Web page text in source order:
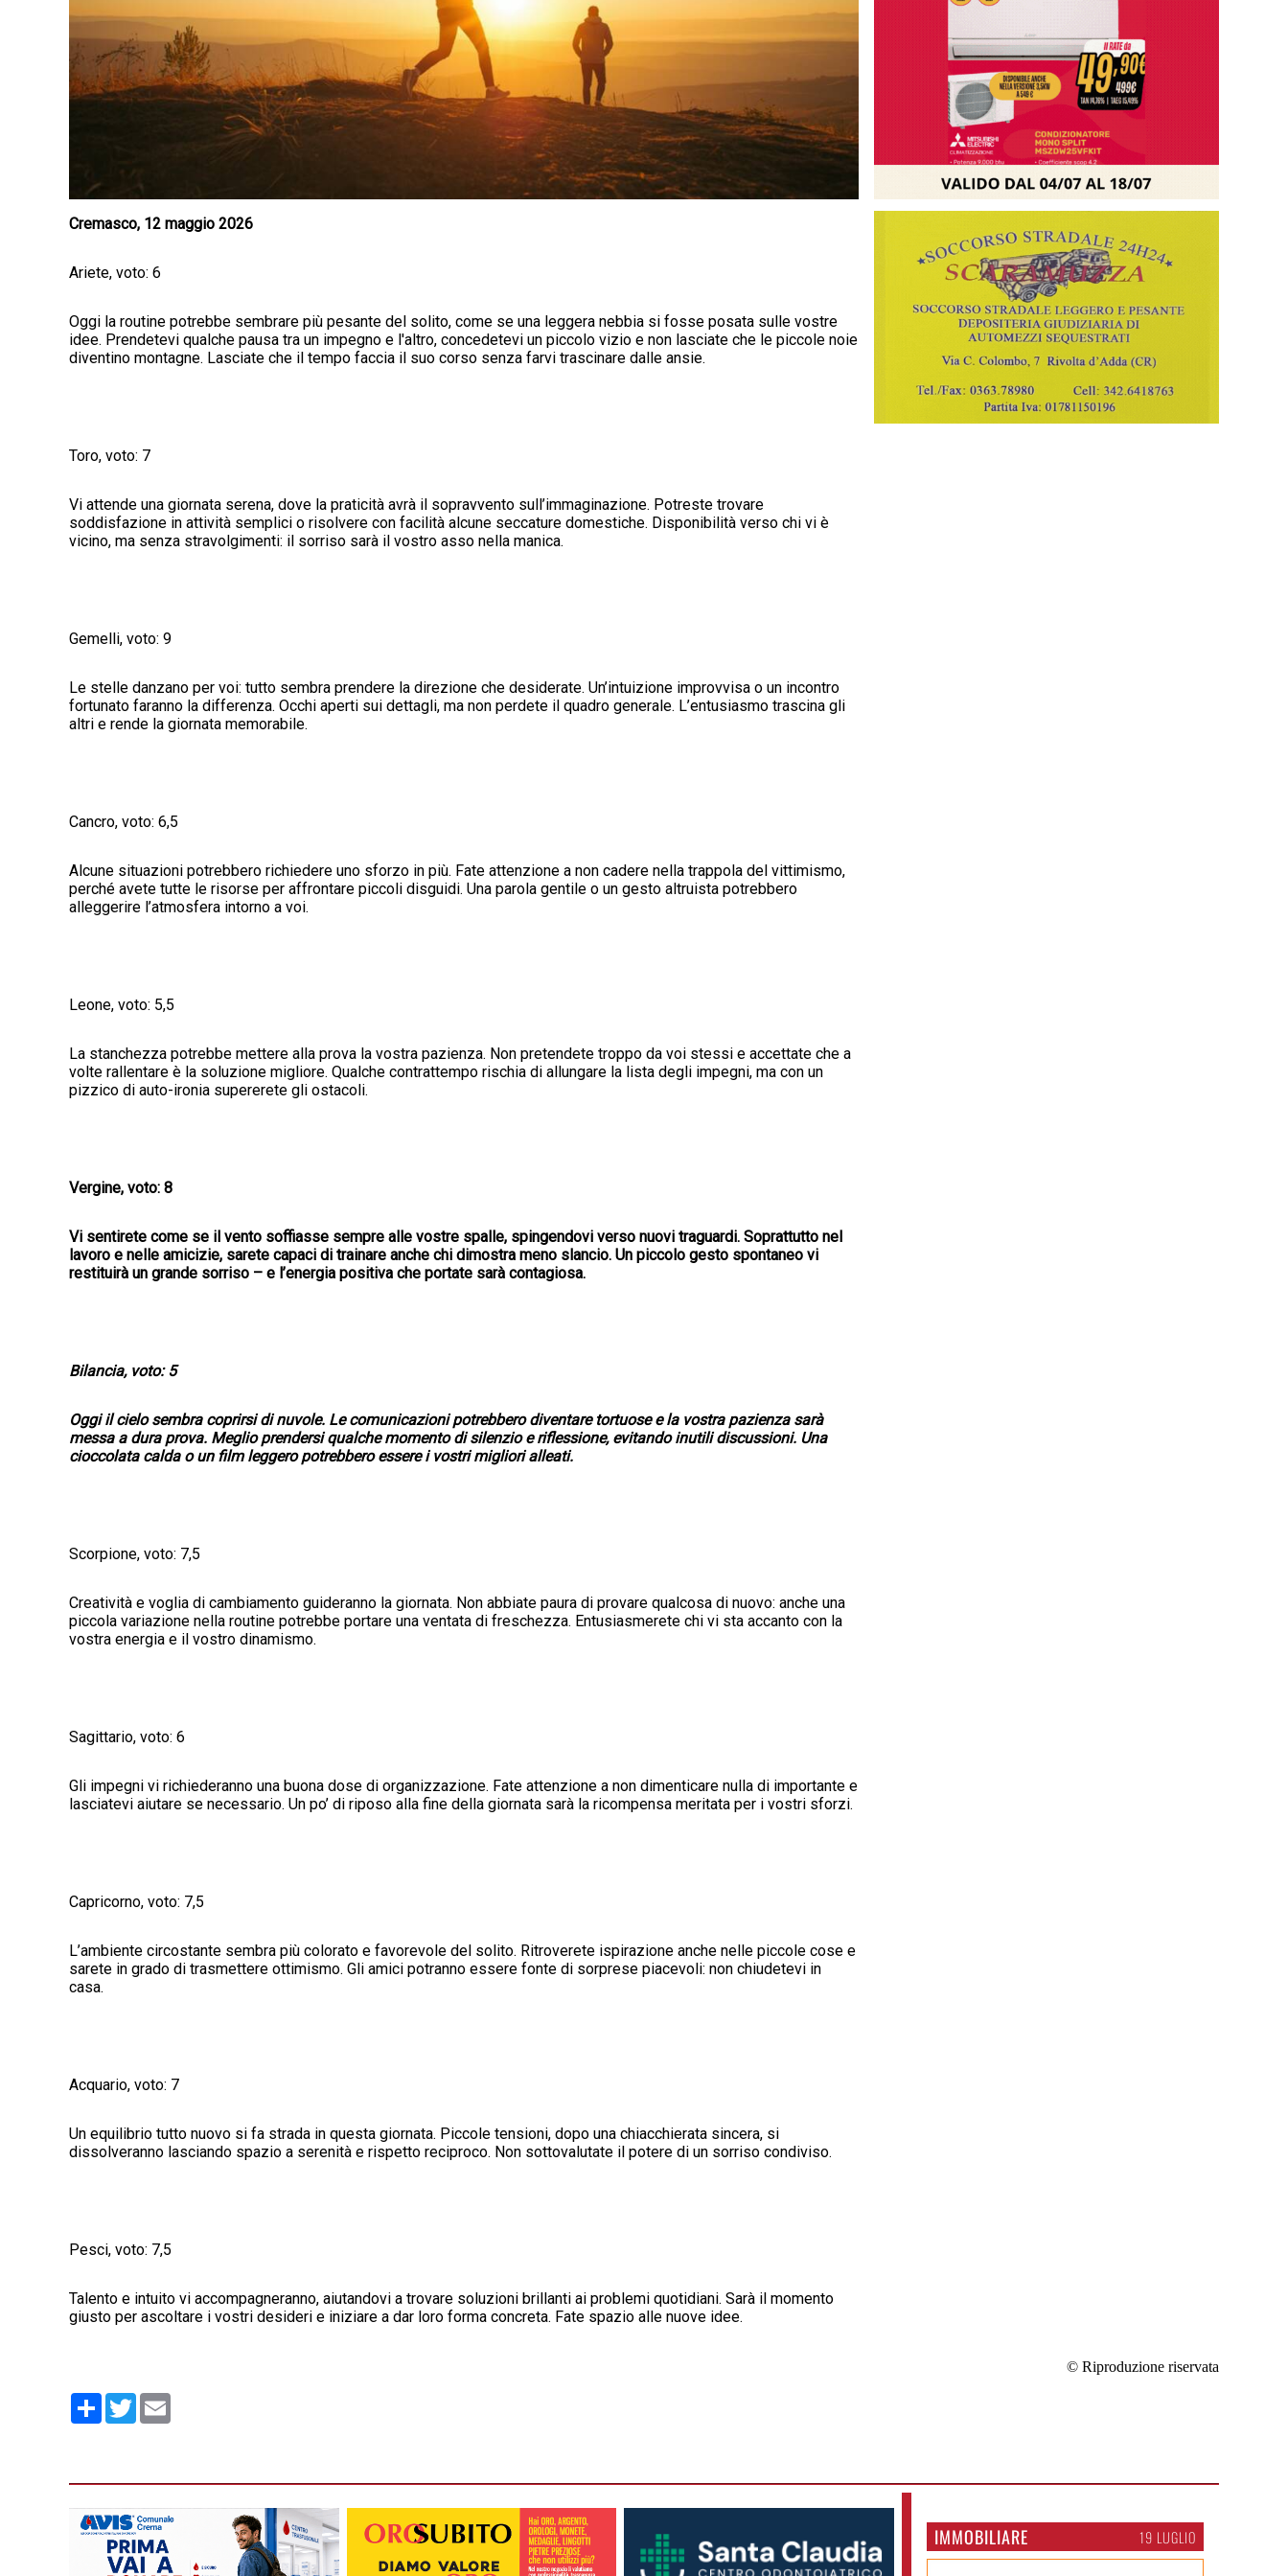
Cremasco, 12 maggio 2026
Ariete, voto: 6
Oggi la routine potrebbe sembrare più pesante del solito, come se una leggera nebbia si fosse posata sulle vostre
idee. Prendetevi qualche pausa tra un impegno e l'altro, concedetevi un piccolo vizio e non lasciate che le piccole noie
diventino montagne. Lasciate che il tempo faccia il suo corso senza farvi trascinare dalle ansie.
Toro, voto: 7
Vi attende una giornata serena, dove la praticità avrà il sopravvento sull’immaginazione. Potreste trovare
soddisfazione in attività semplici o risolvere con facilità alcune seccature domestiche. Disponibilità verso chi vi è
vicino, ma senza stravolgimenti: il sorriso sarà il vostro asso nella manica.
Gemelli, voto: 9
Le stelle danzano per voi: tutto sembra prendere la direzione che desiderate. Un’intuizione improvvisa o un incontro
fortunato faranno la differenza. Occhi aperti sui dettagli, ma non perdete il quadro generale. L’entusiasmo trascina gli
altri e rende la giornata memorabile.
Cancro, voto: 6,5
Alcune situazioni potrebbero richiedere uno sforzo in più. Fate attenzione a non cadere nella trappola del vittimismo,
perché avete tutte le risorse per affrontare piccoli disguidi. Una parola gentile o un gesto altruista potrebbero
alleggerire l’atmosfera intorno a voi.
Leone, voto: 5,5
La stanchezza potrebbe mettere alla prova la vostra pazienza. Non pretendete troppo da voi stessi e accettate che a
volte rallentare è la soluzione migliore. Qualche contrattempo rischia di allungare la lista degli impegni, ma con un
pizzico di auto-ironia supererete gli ostacoli.
Vergine, voto: 8
Vi sentirete come se il vento soffiasse sempre alle vostre spalle, spingendovi verso nuovi traguardi. Soprattutto nel
lavoro e nelle amicizie, sarete capaci di trainare anche chi dimostra meno slancio. Un piccolo gesto spontaneo vi
restituirà un grande sorriso – e l’energia positiva che portate sarà contagiosa.
Bilancia, voto: 5
Oggi il cielo sembra coprirsi di nuvole. Le comunicazioni potrebbero diventare tortuose e la vostra pazienza sarà
messa a dura prova. Meglio prendersi qualche momento di silenzio e riflessione, evitando inutili discussioni. Una
cioccolata calda o un film leggero potrebbero essere i vostri migliori alleati.
Scorpione, voto: 7,5
Creatività e voglia di cambiamento guideranno la giornata. Non abbiate paura di provare qualcosa di nuovo: anche una
piccola variazione nella routine potrebbe portare una ventata di freschezza. Entusiasmerete chi vi sta accanto con la
vostra energia e il vostro dinamismo.
Sagittario, voto: 6
Gli impegni vi richiederanno una buona dose di organizzazione. Fate attenzione a non dimenticare nulla di importante e
lasciatevi aiutare se necessario. Un po’ di riposo alla fine della giornata sarà la ricompensa meritata per i vostri sforzi.
Capricorno, voto: 7,5
L’ambiente circostante sembra più colorato e favorevole del solito. Ritroverete ispirazione anche nelle piccole cose e
sarete in grado di trasmettere ottimismo. Gli amici potranno essere fonte di sorprese piacevoli: non chiudetevi in
casa.
Acquario, voto: 7
Un equilibrio tutto nuovo si fa strada in questa giornata. Piccole tensioni, dopo una chiacchierata sincera, si
dissolveranno lasciando spazio a serenità e rispetto reciproco. Non sottovalutate il potere di un sorriso condiviso.
Pesci, voto: 7,5
Talento e intuito vi accompagneranno, aiutandovi a trovare soluzioni brillanti ai problemi quotidiani. Sarà il momento
giusto per ascoltare i vostri desideri e iniziare a dar loro forma concreta. Fate spazio alle nuove idee.
© Riproduzione riservata
Condividi
Twitter
IMMOBILIARE 19 LUGLIO